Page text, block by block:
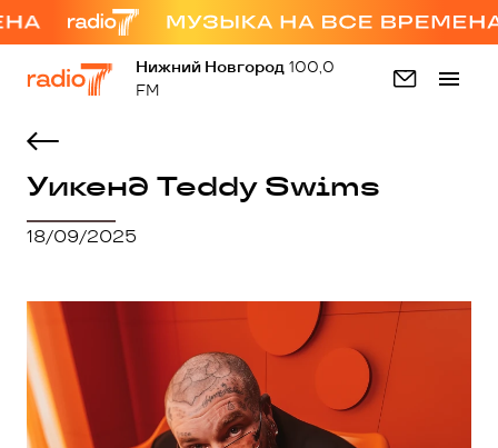
Нижний Новгород 100,0
FM
Уикенд Teddy Swims
18/09/2025